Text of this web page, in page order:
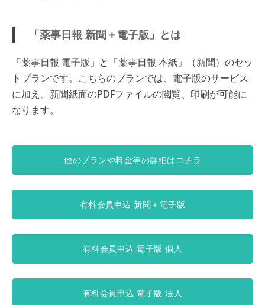
「薬事日報 新聞＋電子版」とは
「薬事日報 電子版」と「薬事日報 本紙」（新聞）のセッ
トプランです。こちらのプランでは、電子版のサービス
に加え、新聞紙面のPDFファイルの閲覧、印刷が可能に
なります。
他のプランや料金等の詳細はコチラ
有料会員申込 新聞＋電子版
有料会員申込 電子版 個人
有料会員申込 電子版 法人